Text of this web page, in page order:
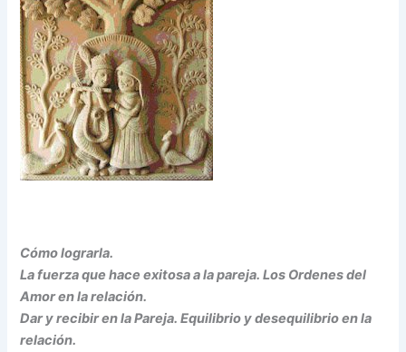
Cómo lograrla.
La fuerza que hace exitosa a la pareja. Los Ordenes del
Amor en la relación.
Dar y recibir en la Pareja. Equilibrio y desequilibrio en la
relación.